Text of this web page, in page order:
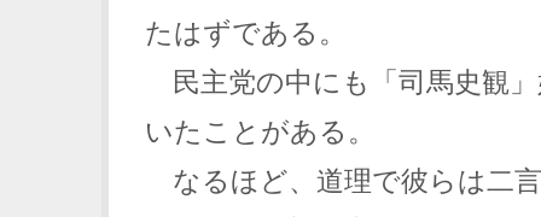
たはずである。
民主党の中にも「司馬史観
いたことがある。
なるほど、道理で彼らは二